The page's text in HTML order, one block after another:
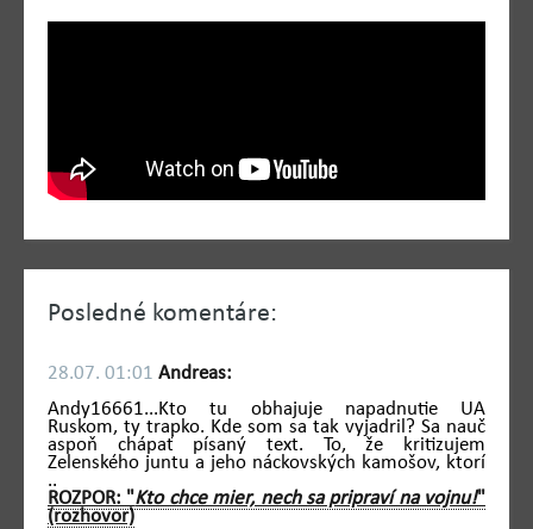
Posledné komentáre:
28.07. 01:01 Andreas:
Andy16661...Kto tu obhajuje napadnutie UA
Ruskom, ty trapko. Kde som sa tak vyjadril? Sa nauč
aspoň chápať písaný text. To, že kritizujem
Zelenského juntu a jeho náckovských kamošov, ktorí
..
ROZPOR: "Kto chce mier, nech sa pripraví na vojnu!"
(rozhovor)